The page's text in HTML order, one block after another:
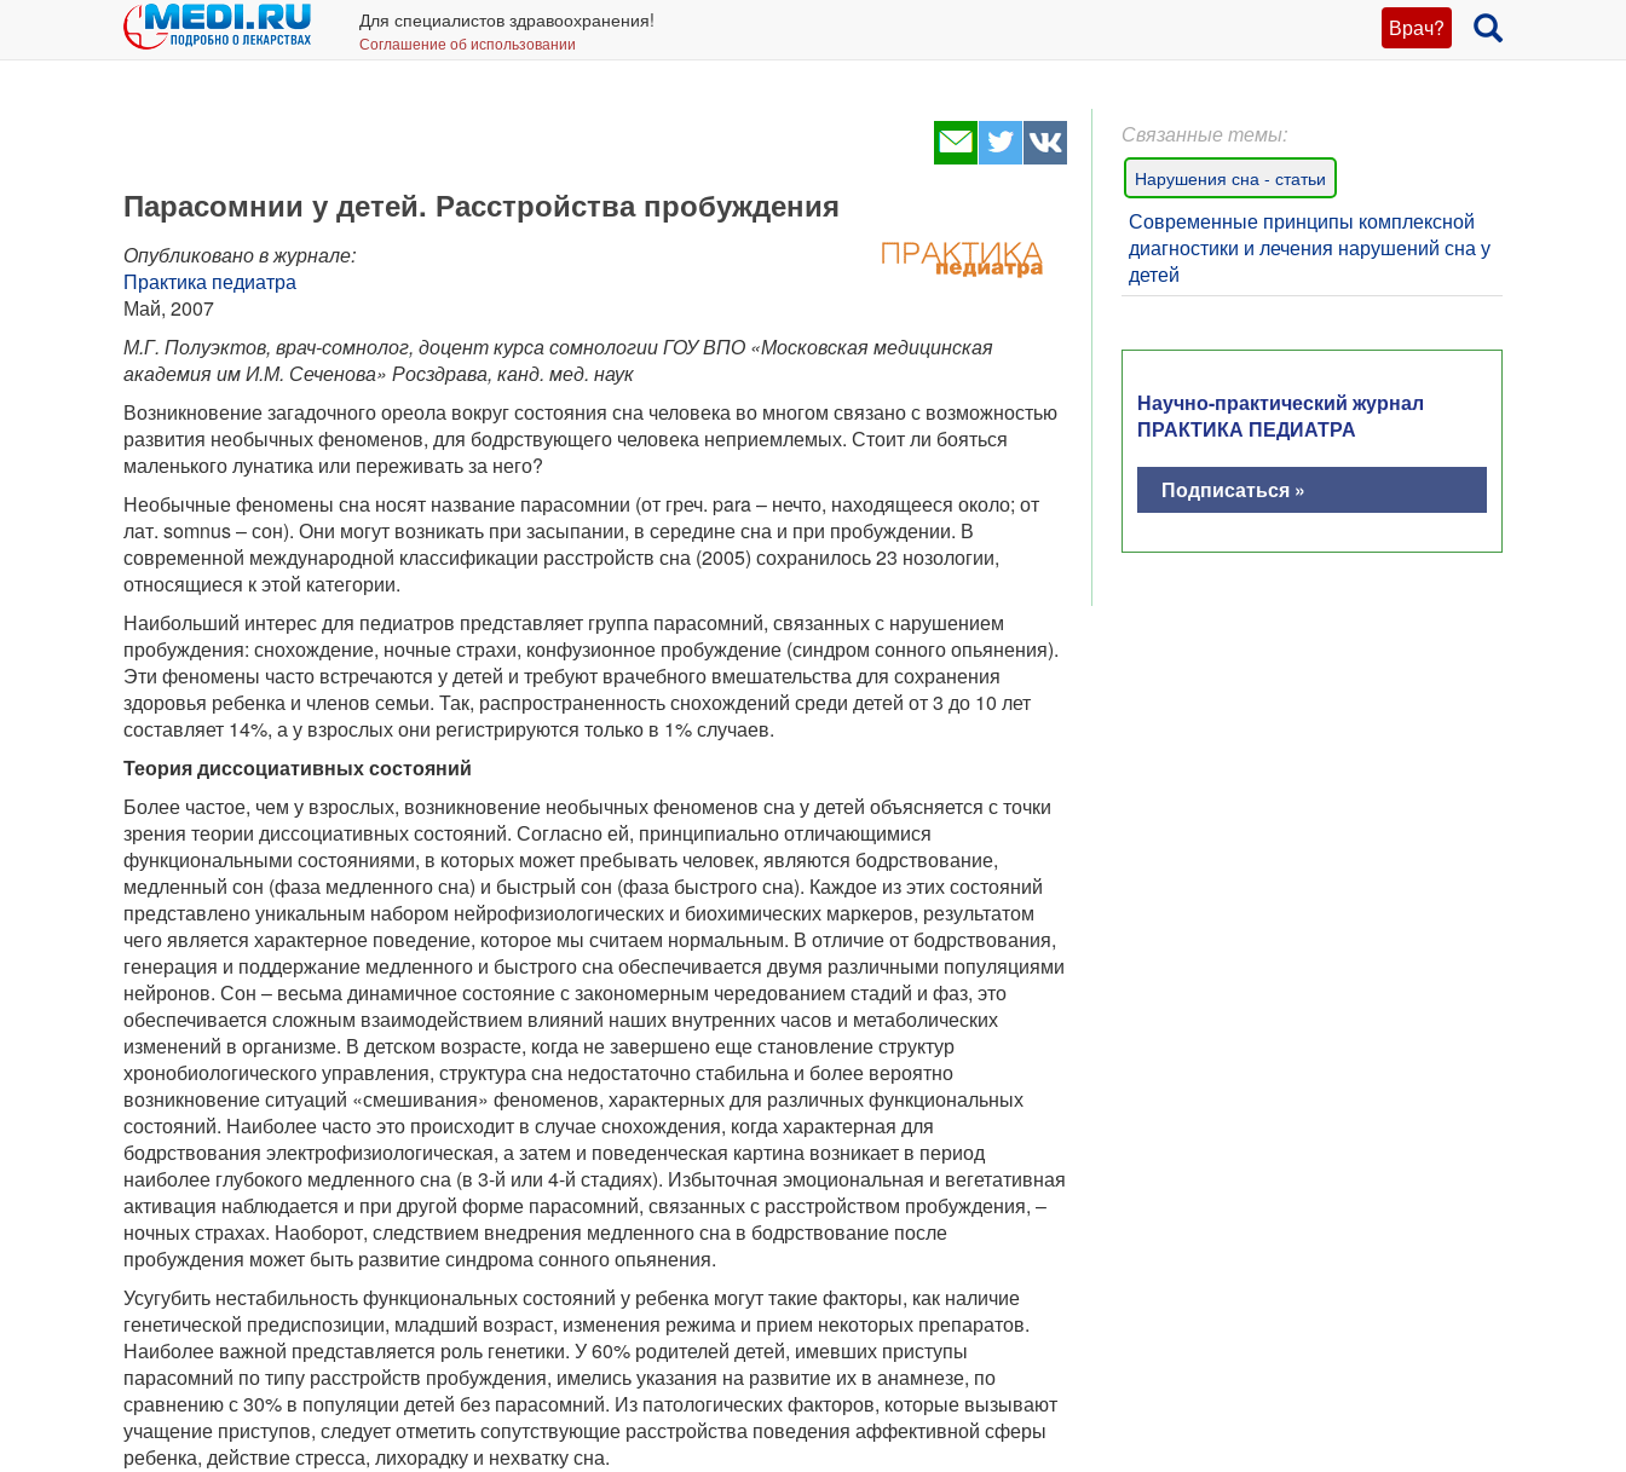
Врач?
Для специалистов здравоохранения!
Соглашение об использовании
Парасомнии у детей. Расстройства пробуждения
Опубликовано в журнале:
Практика педиатра
Май, 2007
М.Г. Полуэктов, врач-сомнолог, доцент курса сомнологии ГОУ ВПО «Московская медицинская
академия им И.М. Сеченова» Росздрава, канд. мед. наук
Возникновение загадочного ореола вокруг состояния сна человека во многом связано с возможностью
развития необычных феноменов, для бодрствующего человека неприемлемых. Стоит ли бояться
маленького лунатика или переживать за него?
Необычные феномены сна носят название парасомнии (от греч. para – нечто, находящееся около; от
лат. somnus – сон). Они могут возникать при засыпании, в середине сна и при пробуждении. В
современной международной классификации расстройств сна (2005) сохранилось 23 нозологии,
относящиеся к этой категории.
Наибольший интерес для педиатров представляет группа парасомний, связанных с нарушением
пробуждения: снохождение, ночные страхи, конфузионное пробуждение (синдром сонного опьянения).
Эти феномены часто встречаются у детей и требуют врачебного вмешательства для сохранения
здоровья ребенка и членов семьи. Так, распространенность снохождений среди детей от 3 до 10 лет
составляет 14%, а у взрослых они регистрируются только в 1% случаев.
Теория диссоциативных состояний
Более частое, чем у взрослых, возникновение необычных феноменов сна у детей объясняется с точки
зрения теории диссоциативных состояний. Согласно ей, принципиально отличающимися
функциональными состояниями, в которых может пребывать человек, являются бодрствование,
медленный сон (фаза медленного сна) и быстрый сон (фаза быстрого сна). Каждое из этих состояний
представлено уникальным набором нейрофизиологических и биохимических маркеров, результатом
чего является характерное поведение, которое мы считаем нормальным. В отличие от бодрствования,
генерация и поддержание медленного и быстрого сна обеспечивается двумя различными популяциями
нейронов. Сон – весьма динамичное состояние с закономерным чередованием стадий и фаз, это
обеспечивается сложным взаимодействием влияний наших внутренних часов и метаболических
изменений в организме. В детском возрасте, когда не завершено еще становление структур
хронобиологического управления, структура сна недостаточно стабильна и более вероятно
возникновение ситуаций «смешивания» феноменов, характерных для различных функциональных
состояний. Наиболее часто это происходит в случае снохождения, когда характерная для
бодрствования электрофизиологическая, а затем и поведенческая картина возникает в период
наиболее глубокого медленного сна (в 3-й или 4-й стадиях). Избыточная эмоциональная и вегетативная
активация наблюдается и при другой форме парасомний, связанных с расстройством пробуждения, –
ночных страхах. Наоборот, следствием внедрения медленного сна в бодрствование после
пробуждения может быть развитие синдрома сонного опьянения.
Усугубить нестабильность функциональных состояний у ребенка могут такие факторы, как наличие
генетической предиспозиции, младший возраст, изменения режима и прием некоторых препаратов.
Наиболее важной представляется роль генетики. У 60% родителей детей, имевших приступы
парасомний по типу расстройств пробуждения, имелись указания на развитие их в анамнезе, по
сравнению с 30% в популяции детей без парасомний. Из патологических факторов, которые вызывают
учащение приступов, следует отметить сопутствующие расстройства поведения аффективной сферы
ребенка, действие стресса, лихорадку и нехватку сна.
Связанные темы:
Нарушения сна - статьи
Современные принципы комплексной
диагностики и лечения нарушений сна у
детей
Научно-практический журнал
ПРАКТИКА ПЕДИАТРА
Подписаться »